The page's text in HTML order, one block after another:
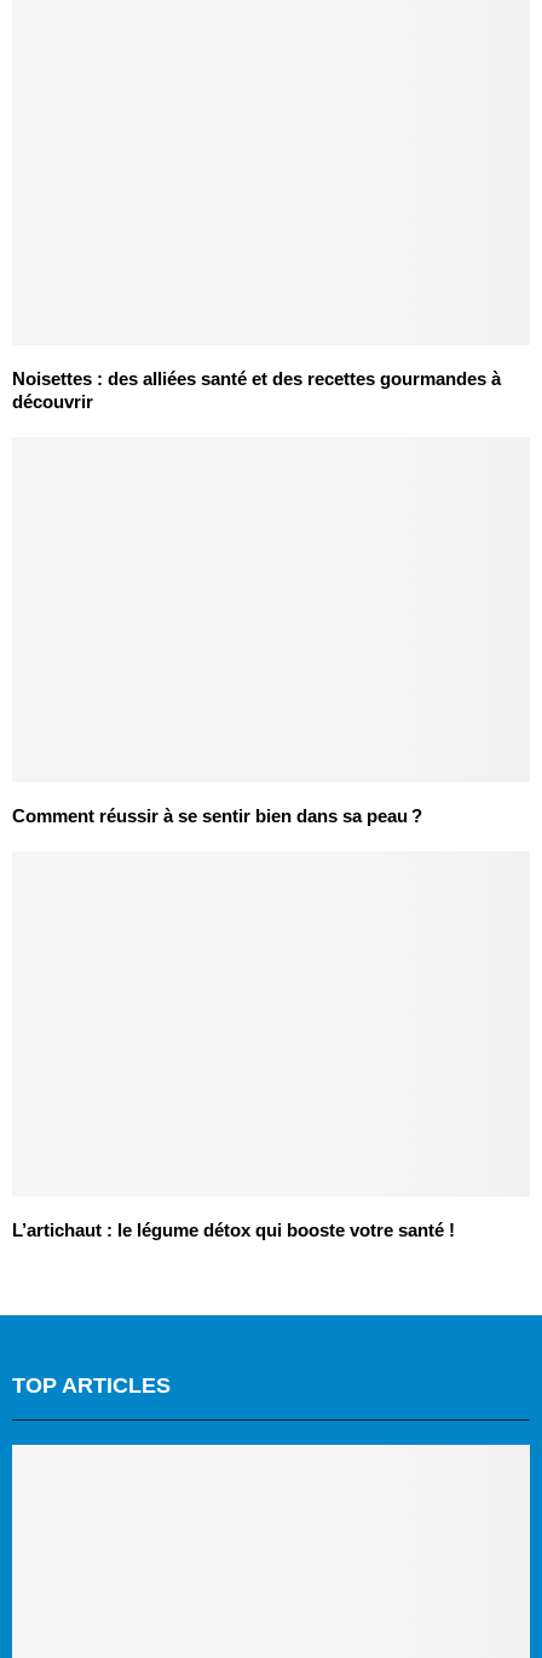
Noisettes : des alliées santé et des recettes gourmandes à
découvrir
Comment réussir à se sentir bien dans sa peau ?
L’artichaut : le légume détox qui booste votre santé !
TOP ARTICLES